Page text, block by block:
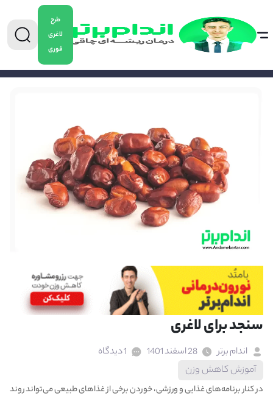
طرح
لاغری
فوری
0904-5478882
سنجد برای لاغری
اندام برتر
آموزش کاهش وزن
در کنار برنامه‌های غذایی و ورزشی، خوردن برخی از غذاهای طبیعی می‌تواند روند